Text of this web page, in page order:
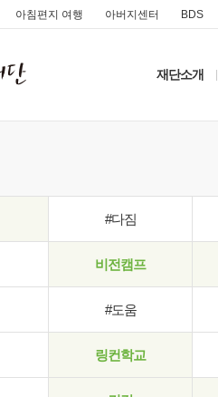
아침편지 여행 아버지센터 BDS
재단소개
#다짐
비전캠프
#도움
링컨학교